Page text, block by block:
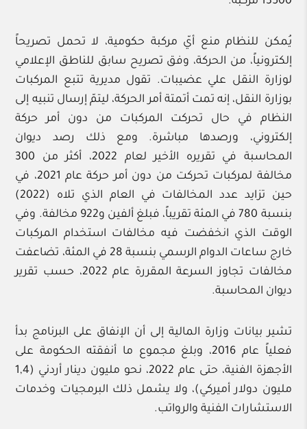
يُمكن للنظام منع أيّ مركبة حكومية، لا تحمل تصريحاً
إلكترونياً، من الحركة، وفق تصريح سابق للناطق الإعلامي
لوزارة النقل علي عضيبات. تقول مديرية تتبع المركبات
بوزارة النقل، إنه تمت أتمتة أمر الحركة، ليتمّ إرسال تنبيه إلى
النظام في حال تحركت المركبات من دون أمر حركة
إلكتروني، ورصدها مباشرة. ومع ذلك رصد ديوان
المحاسبة في تقريره الأخير لعام 2022، أكثر من 300
مخالفة لمركبات تحركت من دون أمر حركة عام 2021، في
حين تزايد عدد المخالفات في العام الذي تلاه (2022)
بنسبة 780 في المئة تقريباً، فبلغ ألفين و922 مخالفة. وفي
الوقت الذي انخفضت فيه مخالفات استخدام المركبات
خارج ساعات الدوام الرسمي بنسبة 28 في المئة، تضاعفت
مخالفات تجاوز السرعة المقررة عام 2022، حسب تقرير
ديوان المحاسبة.
تشير بيانات وزارة المالية إلى أن الإنفاق على البرنامج بدأ
فعلياً عام 2016، وبلغ مجموع ما أنفقته الحكومة على
الأجهزة الفنية، حتى عام 2022، نحو مليون دينار أردني (1,4
مليون دولار أميركي)، ولا يشمل ذلك البرمجيات وخدمات
الاستشارات الفنية والرواتب.